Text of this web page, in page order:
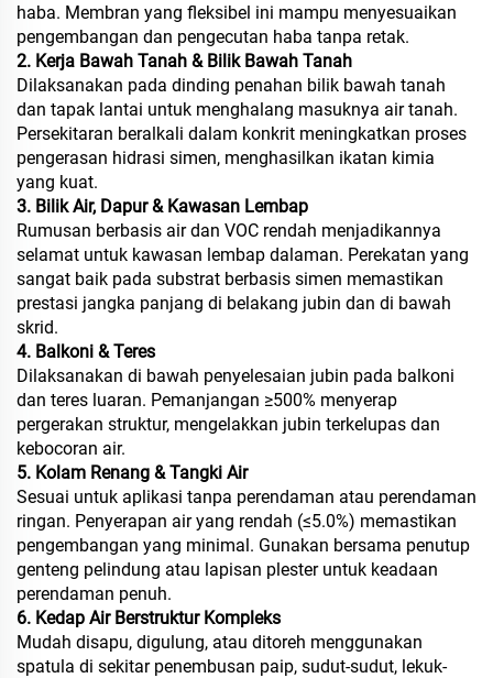
haba. Membran yang fleksibel ini mampu menyesuaikan
pengembangan dan pengecutan haba tanpa retak.
2. Kerja Bawah Tanah & Bilik Bawah Tanah
Dilaksanakan pada dinding penahan bilik bawah tanah
dan tapak lantai untuk menghalang masuknya air tanah.
Persekitaran beralkali dalam konkrit meningkatkan proses
pengerasan hidrasi simen, menghasilkan ikatan kimia
yang kuat.
3. Bilik Air, Dapur & Kawasan Lembap
Rumusan berbasis air dan VOC rendah menjadikannya
selamat untuk kawasan lembap dalaman. Perekatan yang
sangat baik pada substrat berbasis simen memastikan
prestasi jangka panjang di belakang jubin dan di bawah
skrid.
4. Balkoni & Teres
Dilaksanakan di bawah penyelesaian jubin pada balkoni
dan teres luaran. Pemanjangan ≥500% menyerap
pergerakan struktur, mengelakkan jubin terkelupas dan
kebocoran air.
5. Kolam Renang & Tangki Air
Sesuai untuk aplikasi tanpa perendaman atau perendaman
ringan. Penyerapan air yang rendah (≤5.0%) memastikan
pengembangan yang minimal. Gunakan bersama penutup
genteng pelindung atau lapisan plester untuk keadaan
perendaman penuh.
6. Kedap Air Berstruktur Kompleks
Mudah disapu, digulung, atau ditoreh menggunakan
spatula di sekitar penembusan paip, sudut-sudut, lekuk-